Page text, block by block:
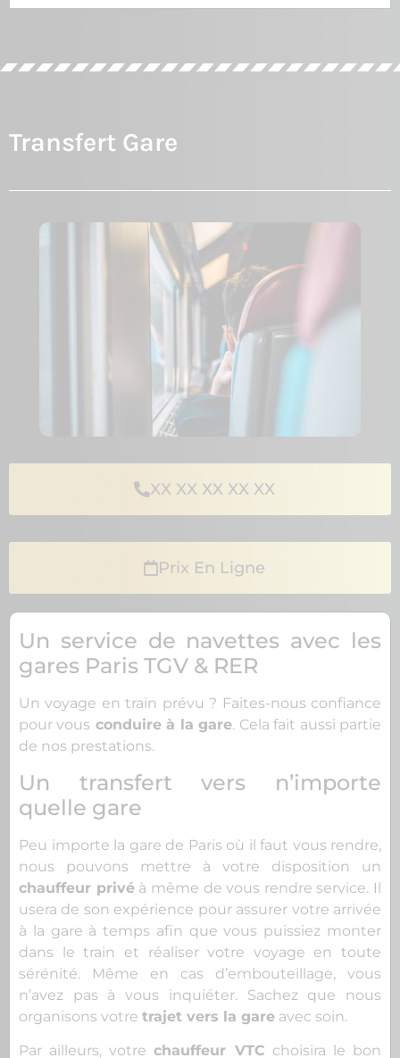
Transfert Gare
XX XX XX XX XX
Prix En Ligne
Un service de navettes avec les
gares Paris TGV & RER
Un voyage en train prévu ? Faites-nous confiance
pour vous conduire à la gare. Cela fait aussi partie
de nos prestations.
Un transfert vers n’importe
quelle gare
Peu importe la gare de Paris où il faut vous rendre,
nous pouvons mettre à votre disposition un
chauffeur privéà même de vous rendre service. Il
usera de son expérience pour assurer votre arrivée
à la gare à temps afin que vous puissiez monter
dans le train et réaliser votre voyage en toute
sérénité. Même en cas d’embouteillage, vous
n’avez pas à vous inquiéter. Sachez que nous
organisons votre trajet vers la gare avec soin.
Par ailleurs, votrechauffeur VTC choisira le bon